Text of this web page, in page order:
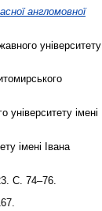
англомовної
університету
університету імені
імені Івана
С. 74–76.